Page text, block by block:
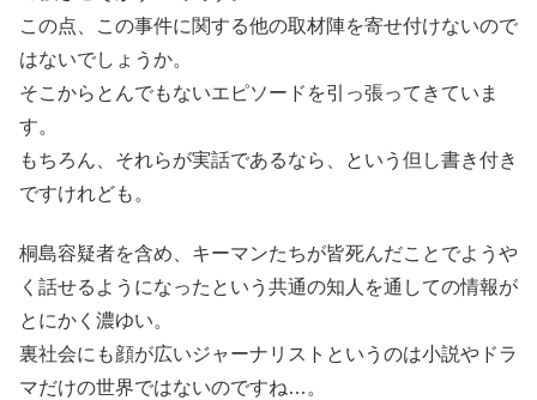
この点、この事件に関する他の取材陣を寄せ付けないので
はないでしょうか。
そこからとんでもないエピソードを引っ張ってきていま
す。
もちろん、それらが実話であるなら、という但し書き付き
ですけれども。
桐島容疑者を含め、キーマンたちが皆死んだことでようや
く話せるようになったという共通の知人を通しての情報が
とにかく濃ゆい。
裏社会にも顔が広いジャーナリストというのは小説やドラ
マだけの世界ではないのですね…。